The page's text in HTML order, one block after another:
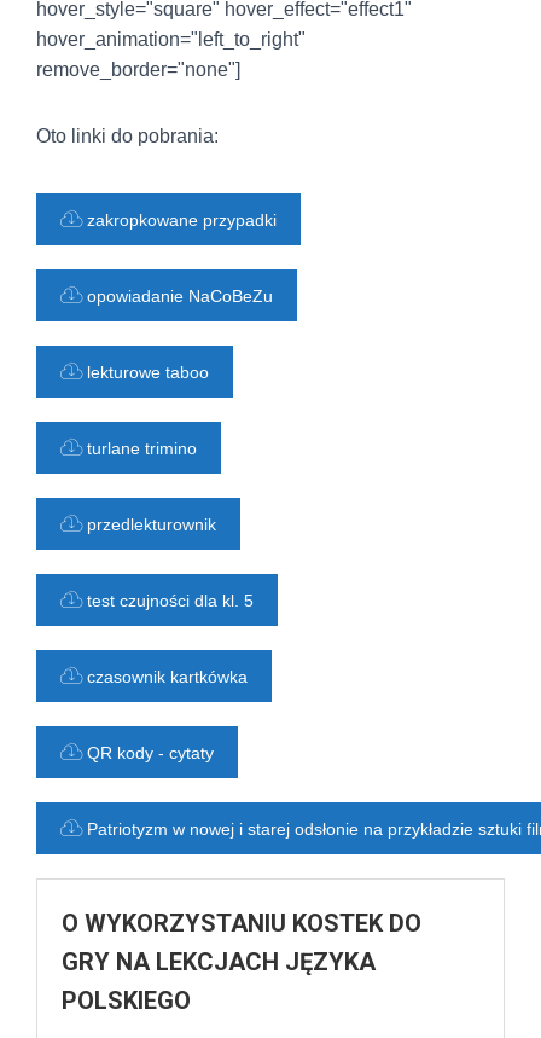
hover_style="square" hover_effect="effect1"
hover_animation="left_to_right"
remove_border="none"]
Oto linki do pobrania:
zakropkowane przypadki
opowiadanie NaCoBeZu
lekturowe taboo
turlane trimino
przedlekturownik
test czujności dla kl. 5
czasownik kartkówka
QR kody - cytaty
Patriotyzm w nowej i starej odsłonie na przykładzie sztuki
O WYKORZYSTANIU KOSTEK DO
GRY NA LEKCJACH JĘZYKA
POLSKIEGO